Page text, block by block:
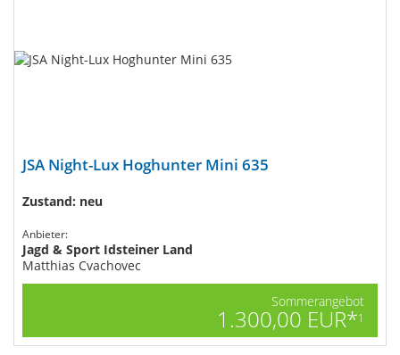
JSA Night-Lux Hoghunter Mini 635
Zustand: neu
Anbieter:
Jagd & Sport Idsteiner Land
Matthias Cvachovec
Sommerangebot
1.300,00 EUR*1